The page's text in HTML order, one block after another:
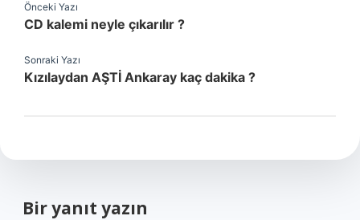
Önceki Yazı
CD kalemi neyle çıkarılır ?
Sonraki Yazı
Kızılaydan AŞTİ Ankaray kaç dakika ?
Bir yanıt yazın